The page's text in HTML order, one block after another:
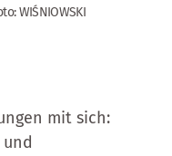
WIŚNIOWSKI
mit sich: